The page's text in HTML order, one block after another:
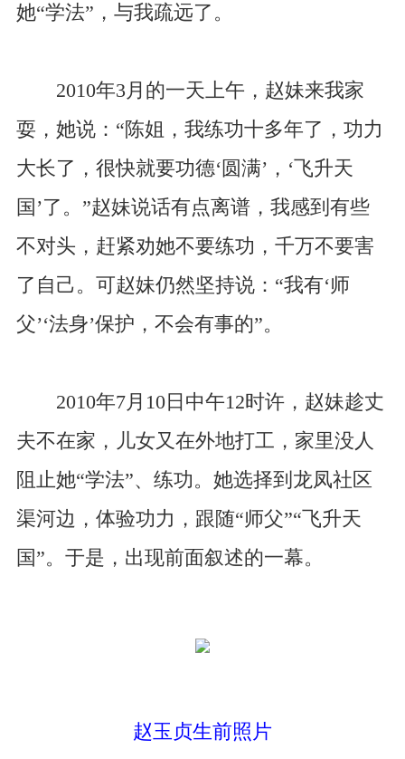
她“学法”，与我疏远了。
2010年3月的一天上午，赵妹来我家
耍，她说：“陈姐，我练功十多年了，功力
大长了，很快就要功德‘圆满’，‘飞升天
国’了。”赵妹说话有点离谱，我感到有些
不对头，赶紧劝她不要练功，千万不要害
了自己。可赵妹仍然坚持说：“我有‘师
父’‘法身’保护，不会有事的”。
2010年7月10日中午12时许，赵妹趁丈
夫不在家，儿女又在外地打工，家里没人
阻止她“学法”、练功。她选择到龙凤社区
渠河边，体验功力，跟随“师父”“飞升天
国”。于是，出现前面叙述的一幕。
赵玉贞生前照片